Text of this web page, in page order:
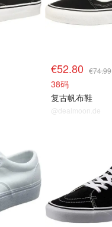
€52.80 €74.99
38码
复古帆布鞋
@dealmoon.de